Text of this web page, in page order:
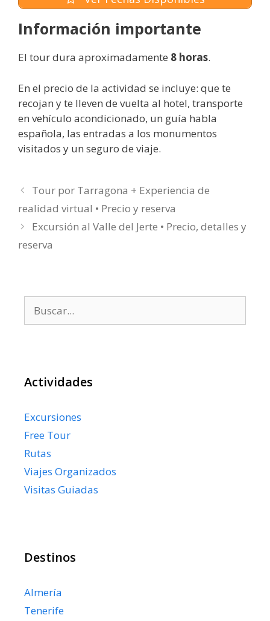
Información importante
El tour dura aproximadamente 8 horas.
En el precio de la actividad se incluye: que te
recojan y te lleven de vuelta al hotel, transporte
en vehículo acondicionado, un guía habla
española, las entradas a los monumentos
visitados y un seguro de viaje.
Tour por Tarragona + Experiencia de
realidad virtual • Precio y reserva
Excursión al Valle del Jerte • Precio, detalles y
reserva
Actividades
Excursiones
Free Tour
Rutas
Viajes Organizados
Visitas Guiadas
Destinos
Almería
Tenerife